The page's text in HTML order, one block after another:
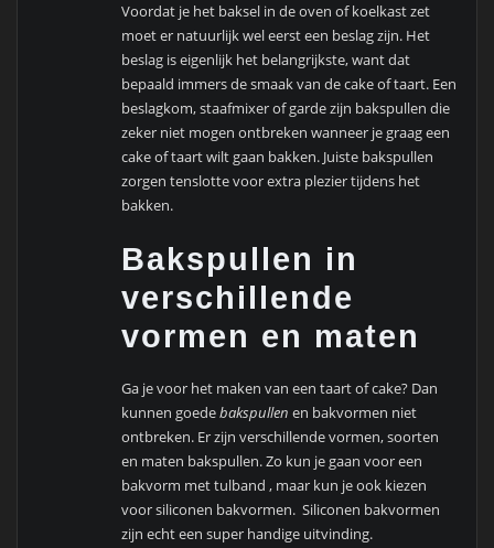
Voordat je het baksel in de oven of koelkast zet
moet er natuurlijk wel eerst een beslag zijn. Het
beslag is eigenlijk het belangrijkste, want dat
bepaald immers de smaak van de cake of taart. Een
beslagkom, staafmixer of garde zijn bakspullen die
zeker niet mogen ontbreken wanneer je graag een
cake of taart wilt gaan bakken. Juiste bakspullen
zorgen tenslotte voor extra plezier tijdens het
bakken.
Bakspullen in
verschillende
vormen en maten
Ga je voor het maken van een taart of cake? Dan
kunnen goedebakspullen en bakvormen niet
ontbreken. Er zijn verschillende vormen, soorten
en maten bakspullen. Zo kun je gaan voor een
bakvorm met tulband , maar kun je ook kiezen
voor siliconen bakvormen. Siliconen bakvormen
zijn echt een super handige uitvinding.